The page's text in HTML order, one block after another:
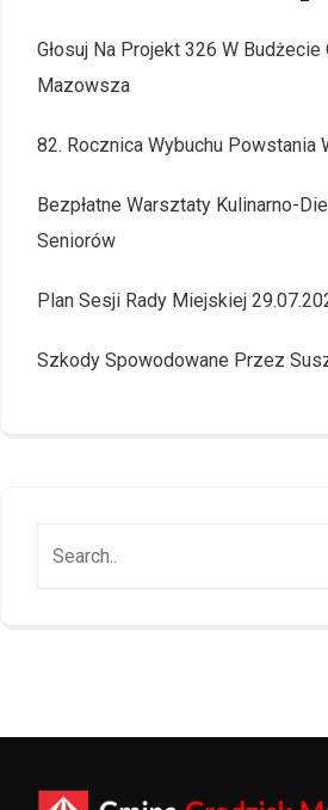
Głosuj Na Projekt 326 W
Mazowsza
82. Rocznica Wybuchu Powstania
Bezpłatne Warsztaty Kulinarno-
Seniorów
Plan Sesji Rady Miejskiej
Szkody Spowodowane Przez